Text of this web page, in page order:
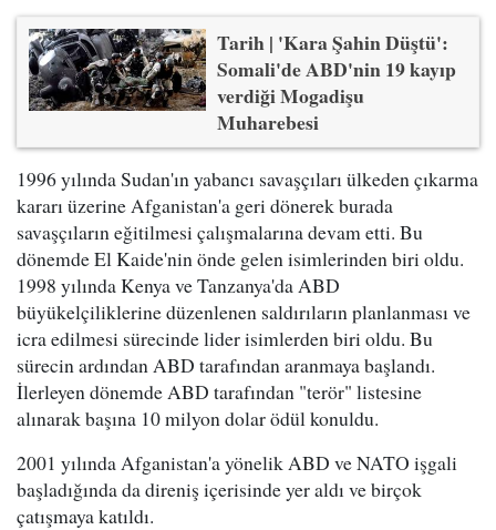
Tarih | 'Kara Şahin Düştü':
Somali'de ABD'nin 19 kayıp
verdiği Mogadişu
Muharebesi
1996 yılında Sudan'ın yabancı savaşçıları ülkeden çıkarma
kararı üzerine Afganistan'a geri dönerek burada
savaşçıların eğitilmesi çalışmalarına devam etti. Bu
dönemde El Kaide'nin önde gelen isimlerinden biri oldu.
1998 yılında Kenya ve Tanzanya'da ABD
büyükelçiliklerine düzenlenen saldırıların planlanması ve
icra edilmesi sürecinde lider isimlerden biri oldu. Bu
sürecin ardından ABD tarafından aranmaya başlandı.
İlerleyen dönemde ABD tarafından "terör" listesine
alınarak başına 10 milyon dolar ödül konuldu.
2001 yılında Afganistan'a yönelik ABD ve NATO işgali
başladığında da direniş içerisinde yer aldı ve birçok
çatışmaya katıldı.